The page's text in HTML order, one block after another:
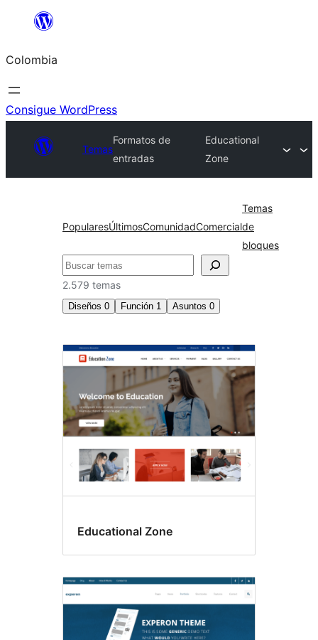
Saltar
contenido
Colombia
Consigue WordPress
Temas
Formatos de
entradas
Educational
Zone
PopularesÚltimosComunidadComercial
Temas
de
bloques
Buscar
2.579 temas
Diseños 0 Función 1 Asuntos 0
Formatos
de
entradas
Educational Zone